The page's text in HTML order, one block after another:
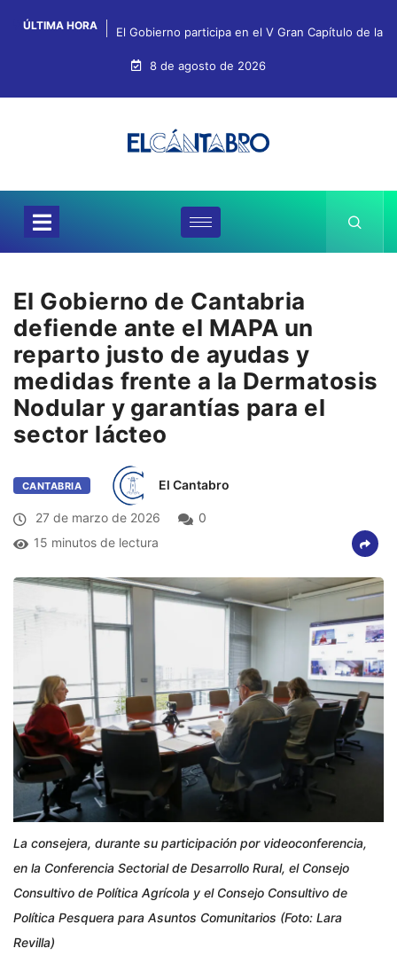
ÚLTIMA HORA El Gobierno participa en el V Gran Capítulo de la
8 de agosto de 2026
El Gobierno de Cantabria
defiende ante el MAPA un
reparto justo de ayudas y
medidas frente a la Dermatosis
Nodular y garantías para el
sector lácteo
CANTABRIA El Cantabro
27 de marzo de 2026
0
15 minutos de lectura
La consejera, durante su participación por videoconferencia,
en la Conferencia Sectorial de Desarrollo Rural, el Consejo
Consultivo de Política Agrícola y el Consejo Consultivo de
Política Pesquera para Asuntos Comunitarios (Foto: Lara
Revilla)